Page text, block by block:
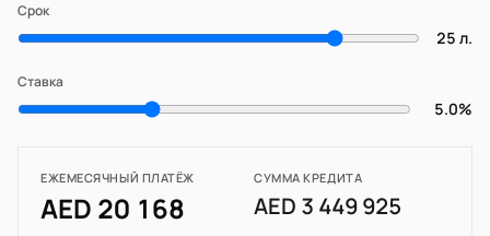
Срок
25 л.
Ставка
5.0%
ЕЖЕМЕСЯЧНЫЙ ПЛАТЁЖ
AED 20 168
СУММА КРЕДИТА
AED 3 449 925